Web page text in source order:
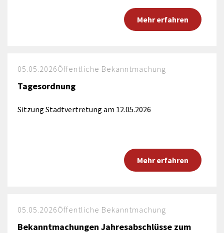
Mehr erfahren
05.05.2026Öffentliche Bekanntmachung
Tagesordnung
Sitzung Stadtvertretung am 12.05.2026
Mehr erfahren
05.05.2026Öffentliche Bekanntmachung
Bekanntmachungen Jahresabschlüsse zum